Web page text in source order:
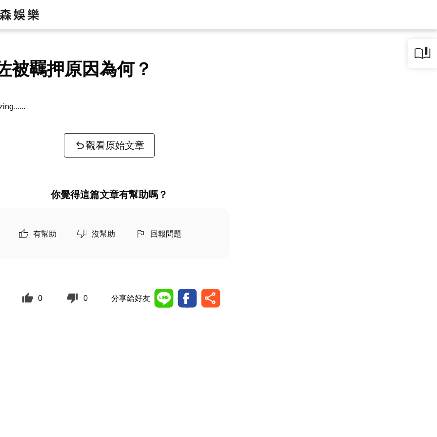
被羈押原因為何？
觀看原始文章
你覺得這篇文章有幫助嗎？
有幫助 沒幫助 回報問題
0 0 分享給好友